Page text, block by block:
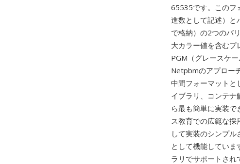
65535です。このフ
進数として記述）と
で格納）の2つのバ
大カラー値を含む
PGM（グレースケ
Netpbmのアプロー
中間フォーマット
イブラリ、コンテ
ら最も簡単に実装で
ス教育での広範な
して実装のシンプ
として機能してい
ラリでサポートされ